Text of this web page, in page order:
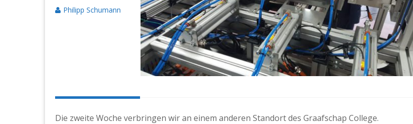
Philipp Schumann
Die zweite Woche verbringen wir an einem anderen Standort des Graafschap College.